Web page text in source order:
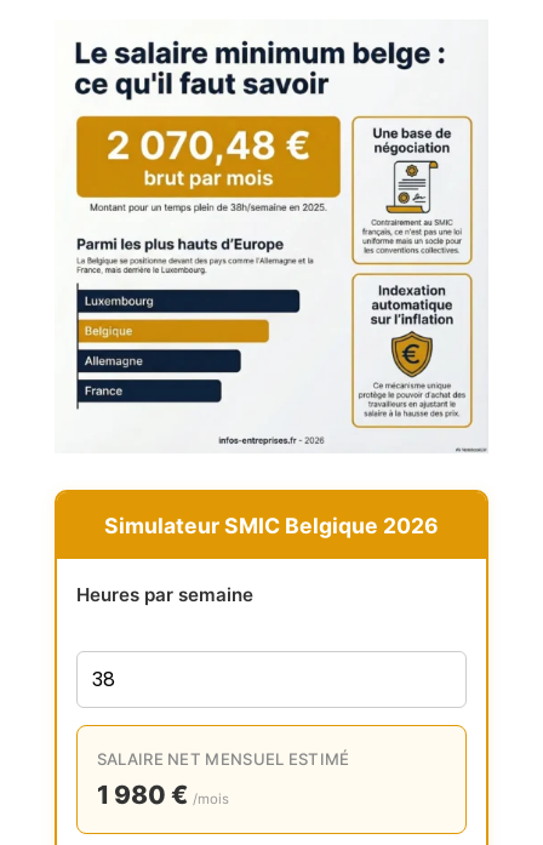
Simulateur SMIC Belgique 2026
Heures par semaine
SALAIRE NET MENSUEL ESTIMÉ
1 980 € /mois